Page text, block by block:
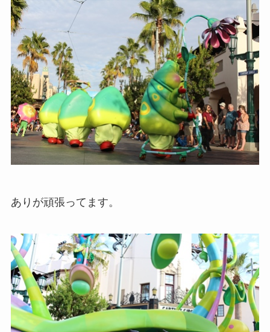
ありが頑張ってます。